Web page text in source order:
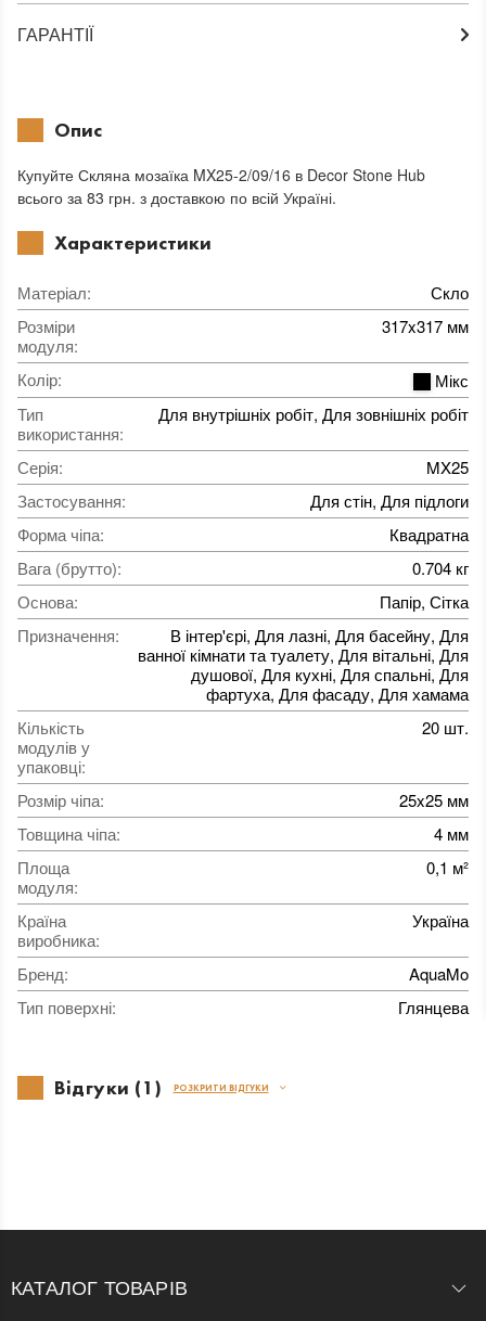
ГАРАНТІЇ
Опис
Купуйте Скляна мозаїка MX25-2/09/16 в Decor Stone Hub
всього за 83 грн. з доставкою по всій Україні.
Характеристики
Матеріал:
Скло
Розміри
модуля:
317x317 мм
Колір:
Мікс
Тип
використання:
Для внутрішніх робіт, Для зовнішніх робіт
Серія:
MX25
Застосування:
Для стін, Для підлоги
Форма чіпа:
Квадратна
Вага (брутто):
0.704 кг
Основа:
Папір, Сітка
Призначення:
В інтер'єрі, Для лазні, Для басейну, Для
ванної кімнати та туалету, Для вітальні, Для
душової, Для кухні, Для спальні, Для
фартуха, Для фасаду, Для хамама
Кількість
модулів у
упаковці:
20 шт.
Розмір чіпа:
25x25 мм
Товщина чіпа:
4 мм
Площа
модуля:
0,1 м²
Країна
виробника:
Україна
Бренд:
AquaMo
Тип поверхні: Глянцева
Відгуки (1) РОЗКРИТИ ВІДГУКИ
КАТАЛОГ ТОВАРІВ